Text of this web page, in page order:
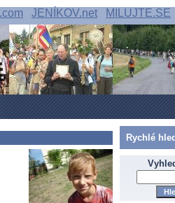
JENÍKOV.net MILUJTE.SE
Rychlé